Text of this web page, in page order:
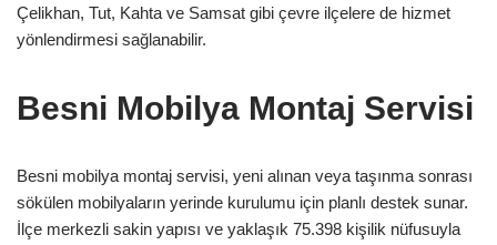
Çelikhan, Tut, Kahta ve Samsat gibi çevre ilçelere de hizmet
yönlendirmesi sağlanabilir.
Besni Mobilya Montaj Servisi
Besni mobilya montaj servisi, yeni alınan veya taşınma sonrası
sökülen mobilyaların yerinde kurulumu için planlı destek sunar.
İlçe merkezli sakin yapısı ve yaklaşık 75.398 kişilik nüfusuyla